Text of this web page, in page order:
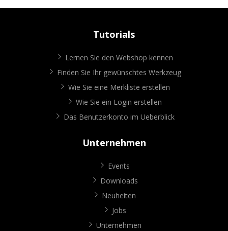
Tutorials
Lernen Sie den Webshop kennen
Finden Sie Ihr gewünschtes Werkzeug
Wie Sie eine Merkliste erstellen
Wie Sie ein Login erstellen
Das Benutzerkonto im Ueberblick
Unternehmen
Events
Downloads
Neuheiten
Jobs
Unternehmen